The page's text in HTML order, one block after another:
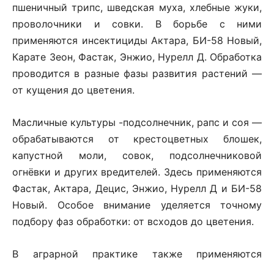
пшеничный трипс, шведская муха, хлебные жуки,
проволочники и совки. В борьбе с ними
применяются инсектициды Актара, БИ-58 Новый,
Карате Зеон, Фастак, Энжио, Нурелл Д. Обработка
проводится в разные фазы развития растений —
от кущения до цветения.
Масличные культуры -подсолнечник, рапс и соя —
обрабатываются от крестоцветных блошек,
капустной моли, совок, подсолнечниковой
огнёвки и других вредителей. Здесь применяются
Фастак, Актара, Децис, Энжио, Нурелл Д и БИ-58
Новый. Особое внимание уделяется точному
подбору фаз обработки: от всходов до цветения.
В аграрной практике также применяются